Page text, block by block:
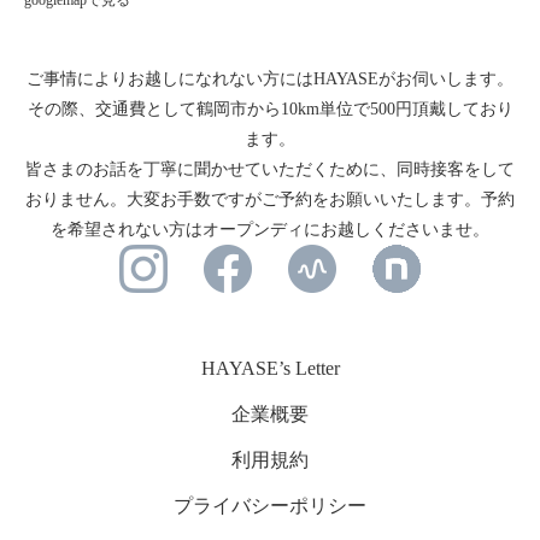
ご事情によりお越しになれない方にはHAYASEがお伺いします。
その際、交通費として鶴岡市から10km単位で500円頂戴しており
ます。
皆さまのお話を丁寧に聞かせていただくために、同時接客をして
おりません。大変お手数ですがご予約をお願いいたします。予約
を希望されない方はオープンディにお越しくださいませ。
HAYASE’s Letter
企業概要
利用規約
プライバシーポリシー